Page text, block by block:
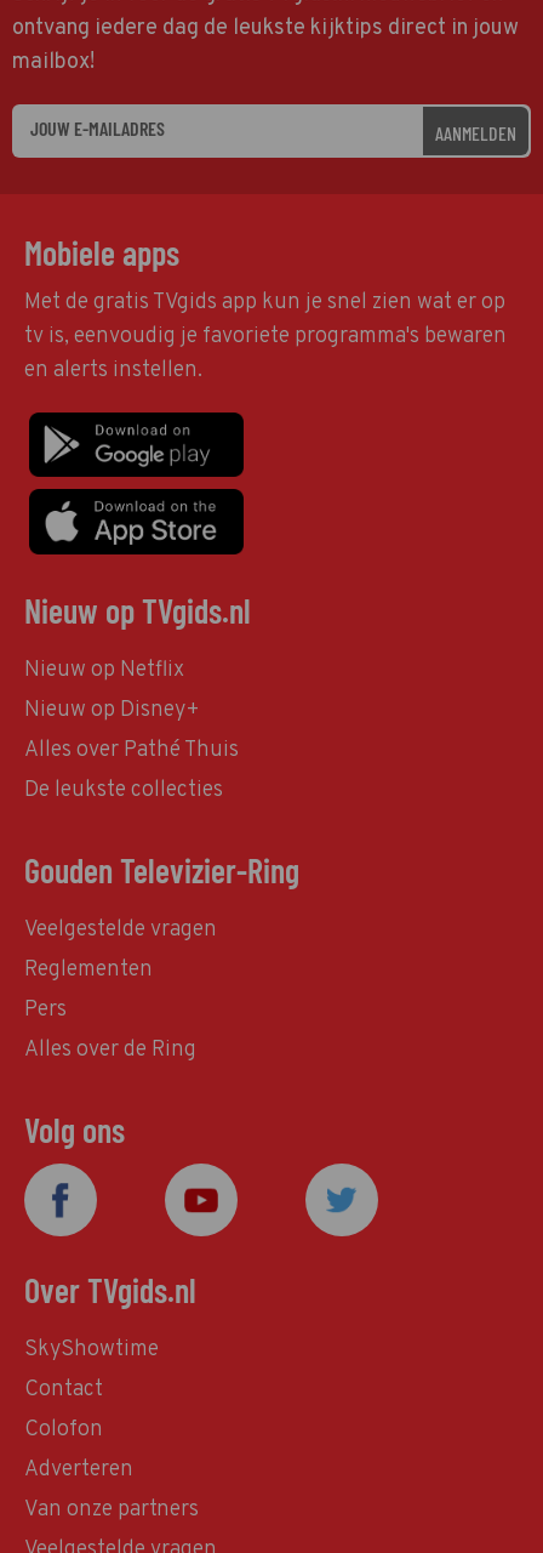
ontvang iedere dag de leukste kijktips direct in jouw
mailbox!
AANMELDEN
Mobiele apps
Met de gratis TVgids app kun je snel zien wat er op
tv is, eenvoudig je favoriete programma's bewaren
en alerts instellen.
Nieuw op TVgids.nl
Nieuw op Netflix
Nieuw op Disney+
Alles over Pathé Thuis
De leukste collecties
Gouden Televizier-Ring
Veelgestelde vragen
Reglementen
Pers
Alles over de Ring
Volg ons
Over TVgids.nl
SkyShowtime
Contact
Colofon
Adverteren
Van onze partners